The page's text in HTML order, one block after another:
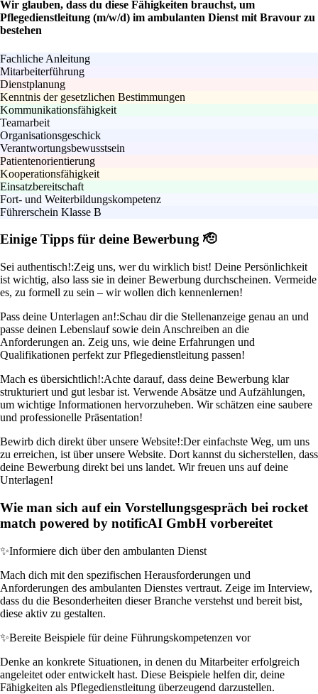
Wir glauben, dass du diese Fähigkeiten brauchst, um
Pflegedienstleitung (m/w/d) im ambulanten Dienst mit Bravour zu
bestehen
Fachliche Anleitung
Mitarbeiterführung
Dienstplanung
Kenntnis der gesetzlichen Bestimmungen
Kommunikationsfähigkeit
Teamarbeit
Organisationsgeschick
Verantwortungsbewusstsein
Patientenorientierung
Kooperationsfähigkeit
Einsatzbereitschaft
Fort- und Weiterbildungskompetenz
Führerschein Klasse B
Einige Tipps für deine Bewerbung 🫡
Sei authentisch!:Zeig uns, wer du wirklich bist! Deine Persönlichkeit
ist wichtig, also lass sie in deiner Bewerbung durchscheinen. Vermeide
es, zu formell zu sein – wir wollen dich kennenlernen!
Pass deine Unterlagen an!:Schau dir die Stellenanzeige genau an und
passe deinen Lebenslauf sowie dein Anschreiben an die
Anforderungen an. Zeig uns, wie deine Erfahrungen und
Qualifikationen perfekt zur Pflegedienstleitung passen!
Mach es übersichtlich!:Achte darauf, dass deine Bewerbung klar
strukturiert und gut lesbar ist. Verwende Absätze und Aufzählungen,
um wichtige Informationen hervorzuheben. Wir schätzen eine saubere
und professionelle Präsentation!
Bewirb dich direkt über unsere Website!:Der einfachste Weg, um uns
zu erreichen, ist über unsere Website. Dort kannst du sicherstellen, dass
deine Bewerbung direkt bei uns landet. Wir freuen uns auf deine
Unterlagen!
Wie man sich auf ein Vorstellungsgespräch bei rocket
match powered by notificAI GmbH vorbereitet
✨Informiere dich über den ambulanten Dienst
Mach dich mit den spezifischen Herausforderungen und
Anforderungen des ambulanten Dienstes vertraut. Zeige im Interview,
dass du die Besonderheiten dieser Branche verstehst und bereit bist,
diese aktiv zu gestalten.
✨Bereite Beispiele für deine Führungskompetenzen vor
Denke an konkrete Situationen, in denen du Mitarbeiter erfolgreich
angeleitet oder entwickelt hast. Diese Beispiele helfen dir, deine
Fähigkeiten als Pflegedienstleitung überzeugend darzustellen.